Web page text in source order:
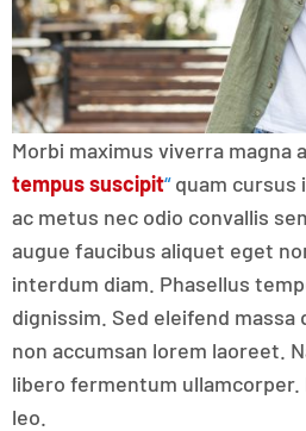
Morbi maximus viverra magna
tempus suscipit“quam cursus
ac metus nec odio convallis
augue faucibus aliquet eget
interdum diam. Phasellus
dignissim. Sed eleifend
non accumsan lorem laoreet.
libero fermentum ullamcorper.
leo.